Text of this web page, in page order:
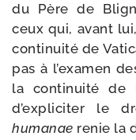
du Père de
ceux qui, avant
conti­nui­té de
pas à l’examen
la conti­nui­té de
d’expliciter le
huma­nae renie la